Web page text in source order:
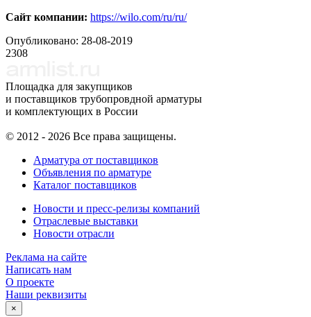
Сайт компании: https://wilo.com/ru/ru/
Опубликовано: 28-08-2019
2308
Площадка для закупщиков
и поставщиков трубопровдной арматуры
и комплектующих в России
© 2012 - 2026 Все права защищены.
Арматура от поставщиков
Объявления по арматуре
Каталог поставщиков
Новости и пресс-релизы компаний
Отраслевые выставки
Новости отрасли
Реклама на сайте
Написать нам
О проекте
Наши реквизиты
×